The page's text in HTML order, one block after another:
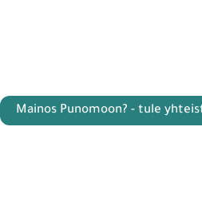
Mainos Punomoon? - tule